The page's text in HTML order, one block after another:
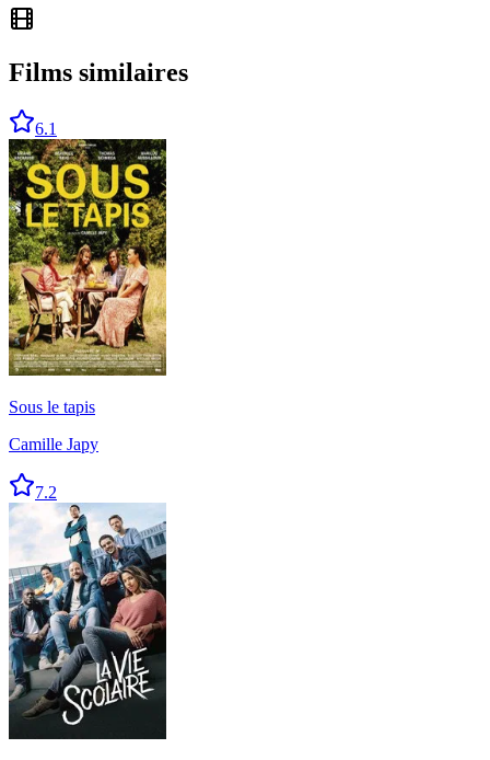
Films similaires
6.1
Sous le tapis
Camille Japy
7.2